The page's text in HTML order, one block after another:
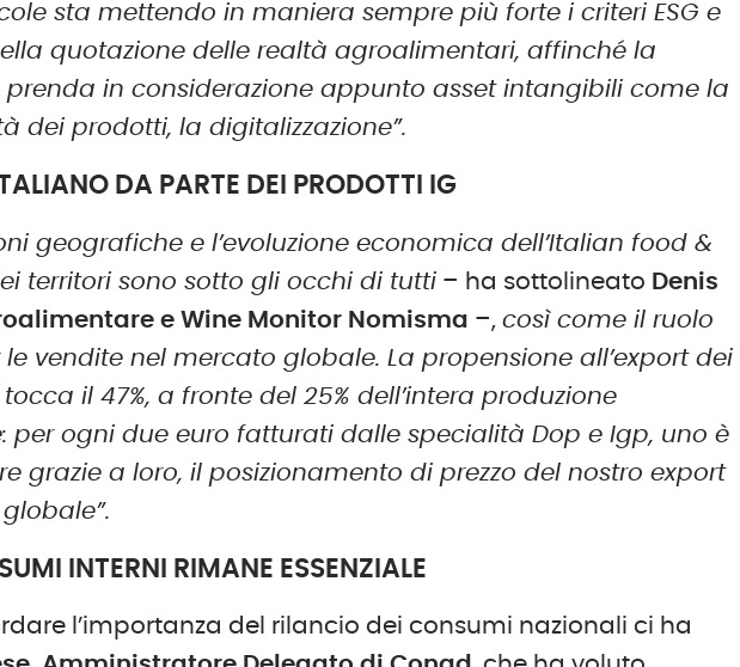
sta mettendo in maniera sempre più forte i criteri ESG e
quotazione delle realtà agroalimentari, affinché la
prenda in considerazione appunto asset intangibili come la
dei prodotti, la digitalizzazione”.
DA PARTE DEI PRODOTTI IG
geografiche e l’evoluzione economica dell’Italian food &
territori sono sotto gli occhi di tutti – ha sottolineato Denis
e Wine Monitor Nomisma –,così come il ruolo
vendite nel mercato globale. La propensione all’export dei
il 47%, a fronte del 25% dell’intera produzione
per ogni due euro fatturati dalle specialità Dop e Igp, uno è
grazie a loro, il posizionamento di prezzo del nostro export
INTERNI RIMANE ESSENZIALE
l’importanza del rilancio dei consumi nazionali ci ha